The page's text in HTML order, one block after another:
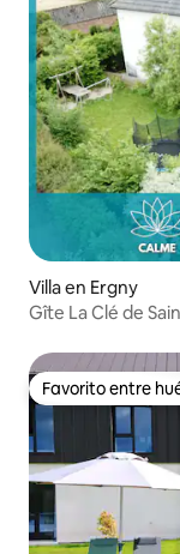
Villa en Ergny
Gîte La Clé de
Favorito entre
Favorito entre